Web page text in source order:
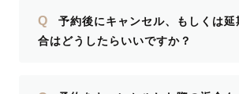
Q
予約後にキャンセル、もしくは
合はどうしたらいいですか？